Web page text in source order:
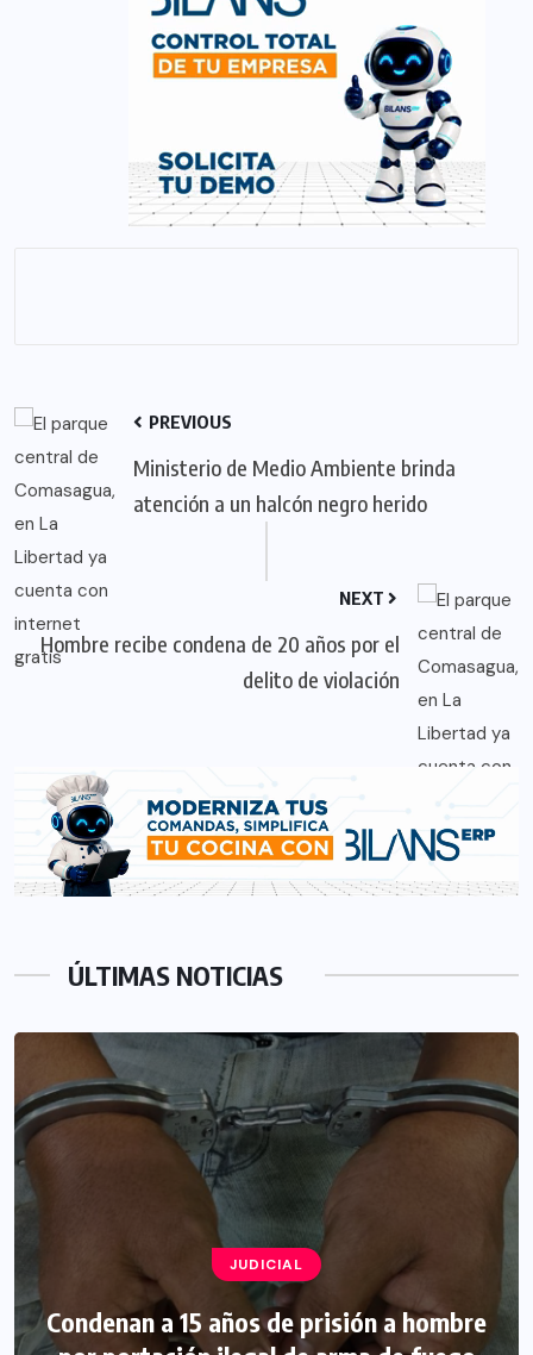
PREVIOUS
Ministerio de Medio Ambiente brinda
atención a un halcón negro herido
NEXT
Hombre recibe condena de 20 años por el
delito de violación
ÚLTIMAS NOTICIAS
JUDICIAL
Condenan a 15 años de prisión a hombre